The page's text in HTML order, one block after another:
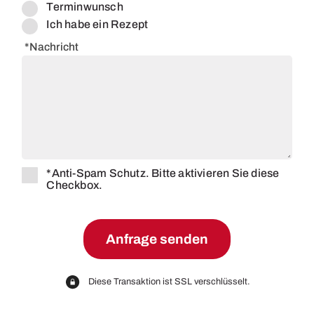
Terminwunsch
Ich habe ein Rezept
*Nachricht
*Anti-Spam Schutz. Bitte aktivieren Sie diese
Checkbox.
Diese Transaktion ist SSL verschlüsselt.